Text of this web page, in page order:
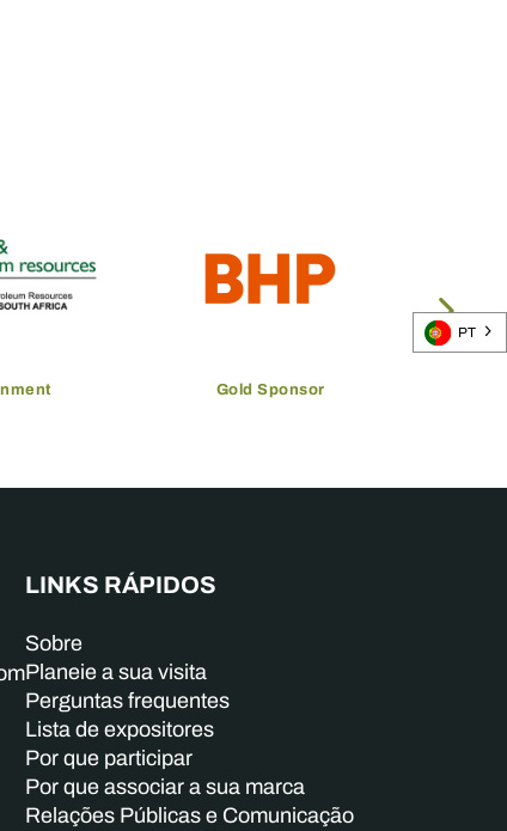
Gold Sponsor
LINKS RÁPIDOS
Sobre
Planeie a sua visita
Perguntas frequentes
Lista de expositores
Por que participar
Por que associar a sua marca
Relações Públicas e Comunicação
PT